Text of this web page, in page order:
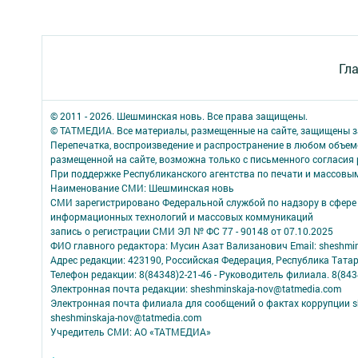
© 2011 - 2026. Шешминская новь. Все права защищены.
© ТАТМЕДИА. Все материалы, размещенные на сайте, защищены
Перепечатка, воспроизведение и распространение в любом
размещенной на сайте, возможна только с письменного
При поддержке Республиканского агентства по печати и
Наименование СМИ: Шешминская новь
СМИ зарегистрировано Федеральной службой по надзору в сфере
информационных технологий и массовых коммуникаций
запись о регистрации СМИ ЭЛ № ФС 77 - 90148 от 07.10.2025
ФИО главного редактора: Мусин Азат Вализанович Email:
Адрес редакции: 423190, Российская Федерация, Республика
Телефон редакции: 8(84348)2-21-46 - Руководитель филиала.
Электронная почта редакции: sheshminskaja-nov@tatmedia.com
Электронная почта филиала для сообщений о фактах коррупции
sheshminskaja-nov@tatmedia.com
Учредитель СМИ: АО «ТАТМЕДИА»